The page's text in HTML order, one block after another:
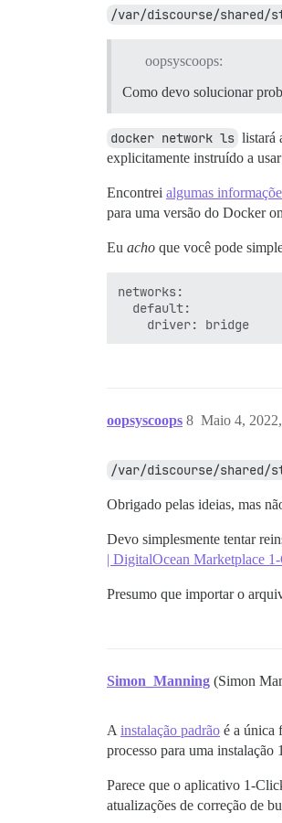
/var/discourse/shared/
oopsyscoops:
Como devo solucionar
docker network ls listará
explicitamente instruído a
Encontrei algumas
para uma versão do Docker
Eu acho que você pode
networks:
  default:
oopsyscoops Maio 4,
8
/var/discourse/shared/
Obrigado pelas ideias, mas
Devo simplesmente tentar
| DigitalOcean Marketplace
Presumo que importar o
Simon_Manning (Simon
A instalação padrão é a única
processo para uma
Parece que o aplicativo 1-
atualizações de correção de